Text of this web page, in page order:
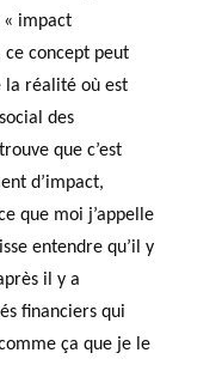
« impact
ce concept peut
la réalité où est
des
que c’est
d’impact,
que moi j’appelle
entendre qu’il y
il y a
financiers qui
ça que je le